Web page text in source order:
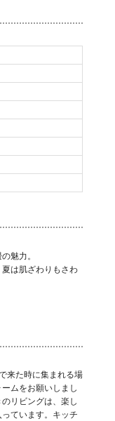
魅力。
は肌ざわりもさわ
来た時に集まれる場
ムをお願いしまし
リビングは、楽し
ています。キッチ